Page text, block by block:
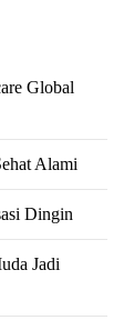
Global
Alami
Dingin
Jadi